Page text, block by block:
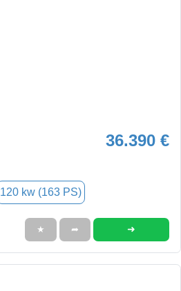
36.390 €
120 kw (163 PS)
★ ➦ ➜